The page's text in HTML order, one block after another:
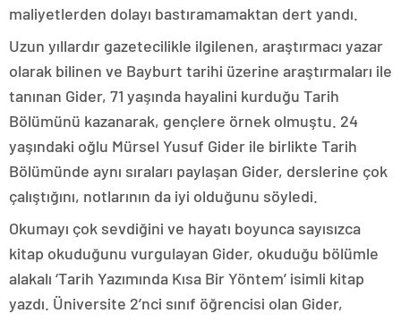
maliyetlerden dolayı bastıramamaktan dert yandı.
Uzun yıllardır gazetecilikle ilgilenen, araştırmacı yazar
olarak bilinen ve Bayburt tarihi üzerine araştırmaları ile
tanınan Gider, 71 yaşında hayalini kurduğu Tarih
Bölümünü kazanarak, gençlere örnek olmuştu. 24
yaşındaki oğlu Mürsel Yusuf Gider ile birlikte Tarih
Bölümünde aynı sıraları paylaşan Gider, derslerine çok
çalıştığını, notlarının da iyi olduğunu söyledi.
Okumayı çok sevdiğini ve hayatı boyunca sayısızca
kitap okuduğunu vurgulayan Gider, okuduğu bölümle
alakalı ‘Tarih Yazımında Kısa Bir Yöntem’ isimli kitap
yazdı. Üniversite 2’nci sınıf öğrencisi olan Gider,